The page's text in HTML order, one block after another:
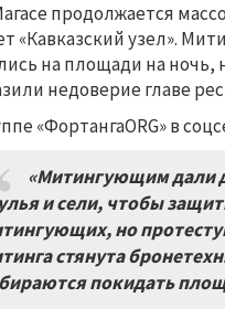
продолжается
«Кавказский узел».
на площади на ночь,
недоверие главе
«ФортангаORG» в
«Митингующим дали
и сели, чтобы
но
стянута
покидать